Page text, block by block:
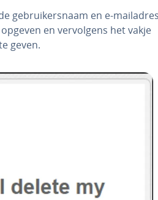
ge­brui­kers­naam en e-
en ver­vol­gens het vakje
geven.